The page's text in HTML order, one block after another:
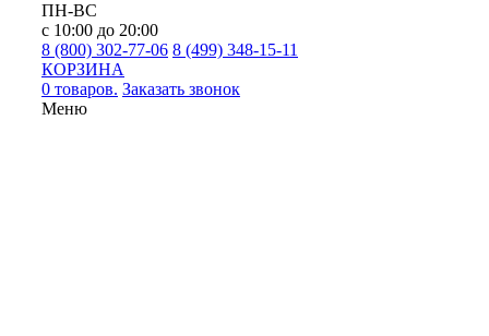
ПН-ВС
с 10:00 до 20:00
8 (800) 302-77-06 8 (499) 348-15-11
КОРЗИНА
0 товаров. Заказать звонок
Меню